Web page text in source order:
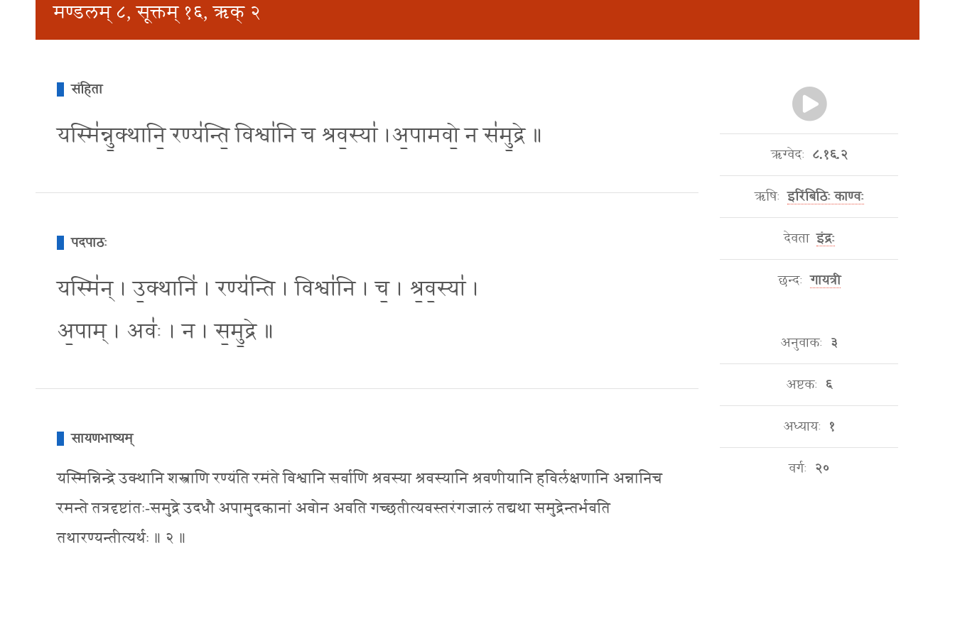
मण्डलम् ८, सूक्तम् १६, ऋक् २
संहिता
यस्मि॑न्नु॒क्थानि॒ रण्य॑न्ति॒ विश्वा॑नि च श्रव॒स्या॑ ।अ॒पामवो॒ न स॑मु॒द्रे ॥
पदपाठः
यस्मि॑न् । उ॒क्थानि॑ । रण्य॑न्ति । विश्वा॑नि । च॒ । श्र॒व॒स्या॑ ।
अ॒पाम् । अवः॑ । न । स॒मु॒द्रे ॥
सायणभाष्यम्
यस्मिन्निन्द्रे उक्थानि शस्त्राणि रण्यंति रमंते विश्वानि सर्वाणि श्रवस्या श्रवस्यानि श्रवणीयानि हविर्लक्षणानि अन्नानिच
रमन्ते तत्रदृष्टांतः-समुद्रे उदधौ अपामुदकानां अवोन अवति गच्छतीत्यवस्तरंगजालं तद्यथा समुद्रेन्तर्भवति
तथारण्यन्तीत्यर्थः ॥ २ ॥
ऋग्वेदः ८.१६.२
ऋषिः इरिंबिठिः काण्वः
देवता इंद्रः
छन्दः गायत्री
अनुवाकः ३
अष्टकः ६
अध्यायः १
वर्गः २०